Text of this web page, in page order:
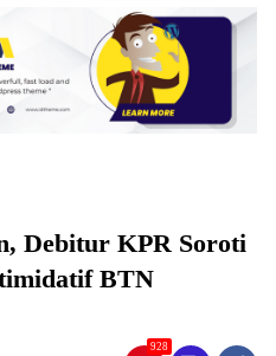
Debitur KPR Soroti
BTN
928